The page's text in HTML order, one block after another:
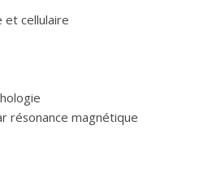
et cellulaire
résonance magnétique